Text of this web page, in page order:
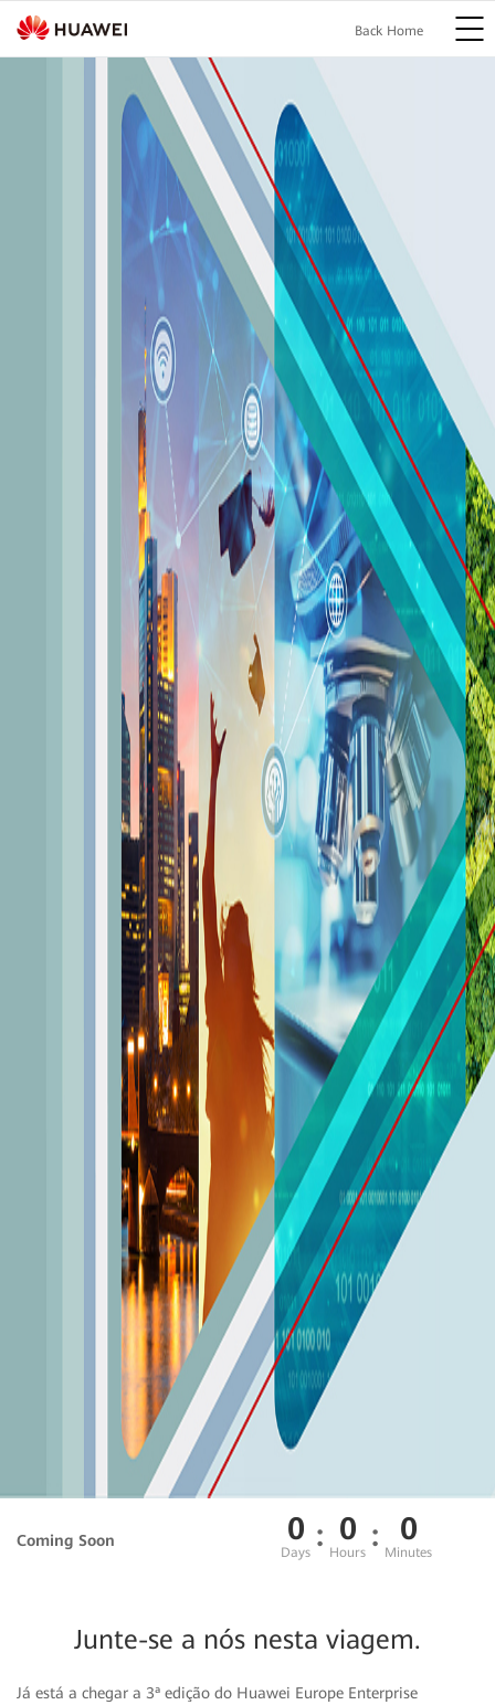
Back Home
Coming Soon 0
Days : 0
Hours : 0
Minutes
Junte-se a nós nesta viagem.
Já está a chegar a 3ª edição do Huawei Europe Enterprise